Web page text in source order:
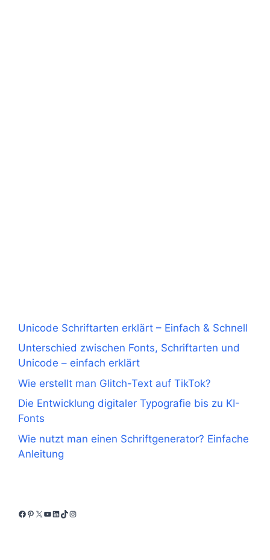
Unicode Schriftarten erklärt – Einfach & Schnell
Unterschied zwischen Fonts, Schriftarten und
Unicode – einfach erklärt
Wie erstellt man Glitch-Text auf TikTok?
Die Entwicklung digitaler Typografie bis zu KI-
Fonts
Wie nutzt man einen Schriftgenerator? Einfache
Anleitung
Facebook
Pinterest
X YouTube
LinkedIn
TikTok
Instagram